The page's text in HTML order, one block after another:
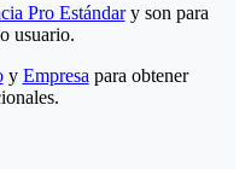
Pro Estándary son para
usuario.
y Empresa para obtener